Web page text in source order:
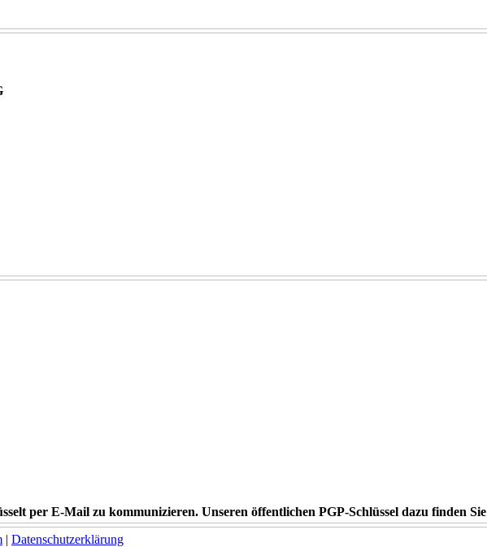
per E-Mail zu kommunizieren. Unseren öffentlichen PGP-Schlüssel dazu finden Sie
| Datenschutzerklärung